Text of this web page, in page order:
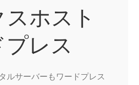
スホスト
プレス
ルサーバーもワードプレス